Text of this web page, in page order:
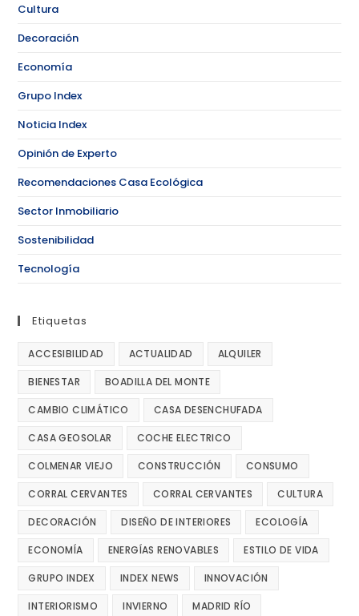
Cultura
Decoración
Economía
Grupo Index
Noticia Index
Opinión de Experto
Recomendaciones Casa Ecológica
Sector Inmobiliario
Sostenibilidad
Tecnología
Etiquetas
ACCESIBILIDAD ACTUALIDAD ALQUILER
BIENESTAR BOADILLA DEL MONTE
CAMBIO CLIMÁTICO CASA DESENCHUFADA
CASA GEOSOLAR COCHE ELECTRICO
COLMENAR VIEJO CONSTRUCCIÓN CONSUMO
CORRAL CERVANTES CORRAL CERVANTES CULTURA
DECORACIÓN DISEÑO DE INTERIORES ECOLOGÍA
ECONOMÍA ENERGÍAS RENOVABLES ESTILO DE VIDA
GRUPO INDEX INDEX NEWS INNOVACIÓN
INTERIORISMO INVIERNO MADRID RÍO